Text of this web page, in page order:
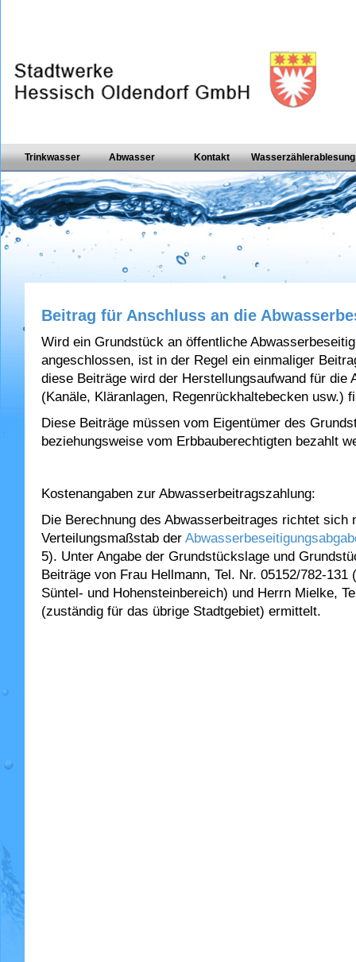
Trinkwasser Abwasser Kontakt Wasserzählerablesung
Beitrag für Anschluss an die
Wird ein Grundstück an öffentliche
angeschlossen, ist in der Regel ein einmaliger
diese Beiträge wird der Herstellungsaufwand für die
(Kanäle, Kläranlagen, Regenrückhaltebecken usw.)
Diese Beiträge müssen vom Eigentümer des
beziehungsweise vom Erbbauberechtigten bezahlt
Kostenangaben zur Abwasserbeitragszahlung:
Die Berechnung des Abwasserbeitrages richtet sich
Verteilungsmaßstab der
5). Unter Angabe der Grundstückslage und
Beiträge von Frau Hellmann, Tel. Nr. 05152/782-131
Süntel- und Hohensteinbereich) und Herrn Mielke,
(zuständig für das übrige Stadtgebiet) ermittelt.